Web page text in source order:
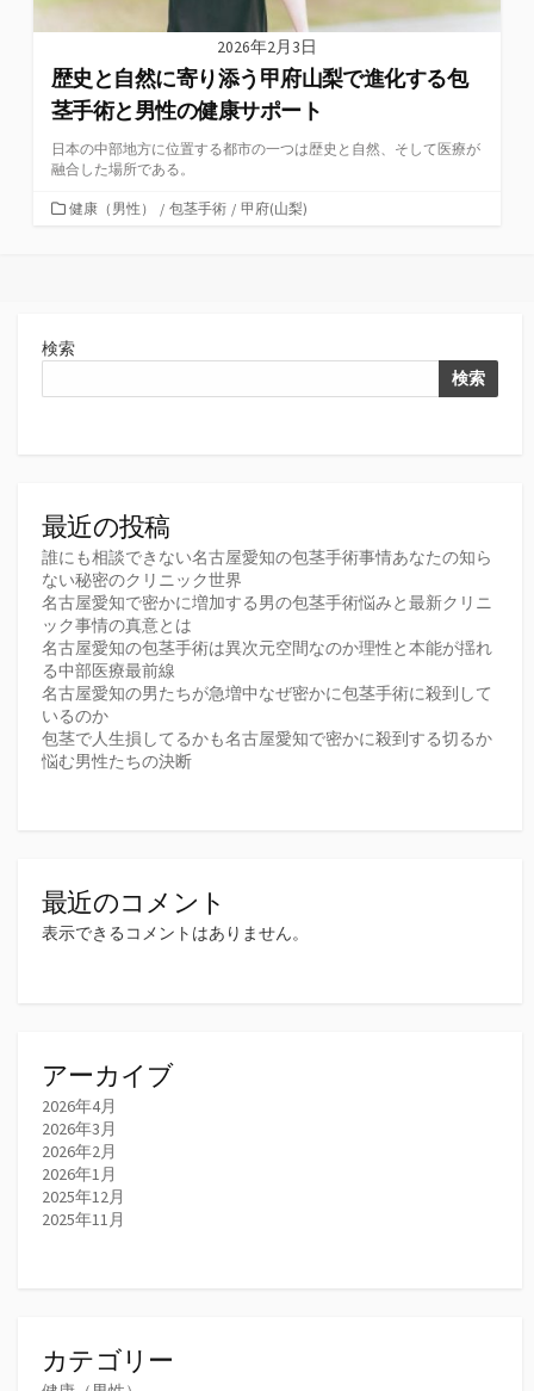
2026年2月3日
歴史と自然に寄り添う甲府山梨で進化する包
茎手術と男性の健康サポート
日本の中部地方に位置する都市の一つは歴史と自然、そして医療が
融合した場所である。
カ健康（男性） / 包茎手術 / 甲府(山梨)
検索
検索
最近の投稿
誰にも相談できない名古屋愛知の包茎手術事情あなたの知ら
ない秘密のクリニック世界
名古屋愛知で密かに増加する男の包茎手術悩みと最新クリニ
ック事情の真意とは
名古屋愛知の包茎手術は異次元空間なのか理性と本能が揺れ
る中部医療最前線
名古屋愛知の男たちが急増中なぜ密かに包茎手術に殺到して
いるのか
包茎で人生損してるかも名古屋愛知で密かに殺到する切るか
悩む男性たちの決断
最近のコメント
表示できるコメントはありません。
アーカイブ
2026年4月
2026年3月
2026年2月
2026年1月
2025年12月
2025年11月
カテゴリー